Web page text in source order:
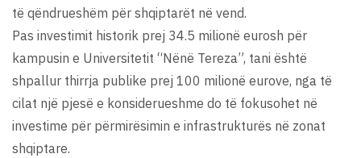
të qëndrueshëm për shqiptarët në vend.
Pas investimit historik prej 34.5 milionë eurosh për
kampusin e Universitetit “Nënë Tereza”, tani është
shpallur thirrja publike prej 100 milionë eurove, nga të
cilat një pjesë e konsiderueshme do të fokusohet në
investime për përmirësimin e infrastrukturës në zonat
shqiptare.